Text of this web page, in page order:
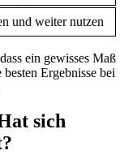
und weiter nutzen
ein gewisses ‌Maß
Ergebnisse bei
sich